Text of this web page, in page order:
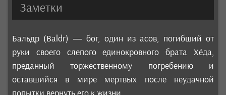
Заметки
Бальдр (Baldr) — бог, один из асов, погибший от
руки своего слепого единокровного брата Хёда,
преданный торжественному погребению и
оставшийся в мире мертвых после неудачной